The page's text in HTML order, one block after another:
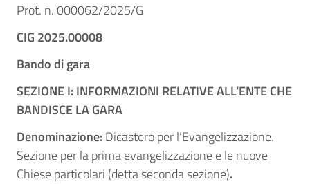
Prot. n. 000062/2025/G
CIG 2025.00008
Bando di gara
SEZIONE I:INFORMAZIONI RELATIVE ALL’ENTE CHE
BANDISCE LA GARA
Denominazione:Dicastero per l’Evangelizzazione.
Sezione per la prima evangelizzazione e le nuove
Chiese particolari (detta seconda sezione).